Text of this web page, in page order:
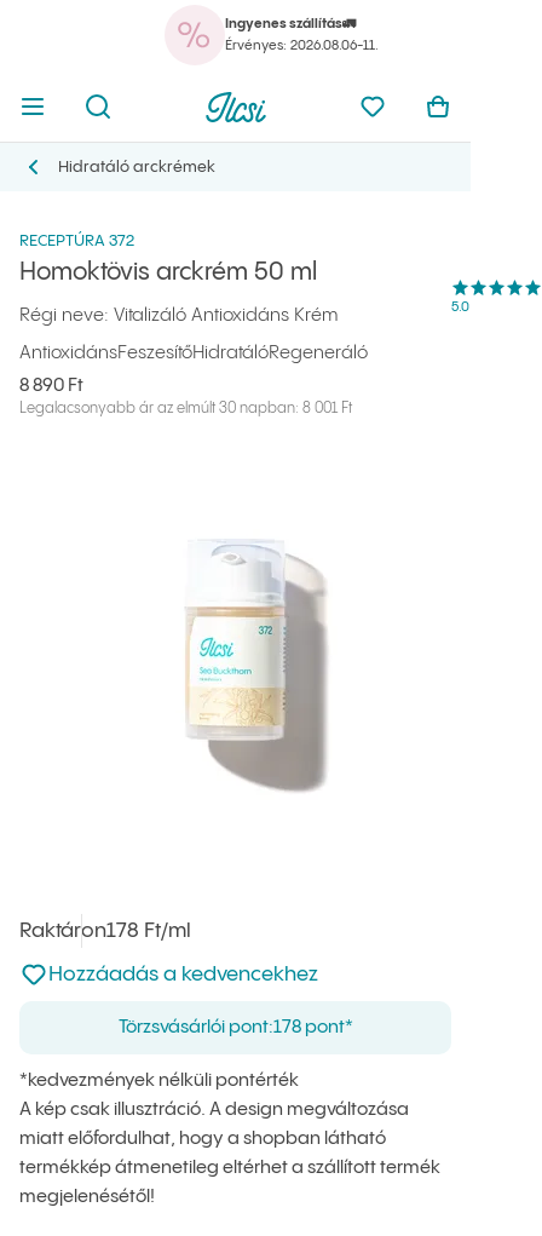
Ingyenes szállítás🚛
Érvényes: 2026.08.06-11.
Ilcsi kezdőlap
Menü megnyitása
Kereső megnyitása
Ilcsi kezdőlap
Menü megnyitása
Kereső megnyitása KedvenceimKosaram
A kosarad
Termékek
Arckrémek
Hidratáló arckrémek
Homoktövis arckrém 50 ml
RECEPTÚRA 372
Homoktövis arckrém 50 ml
Régi neve: Vitalizáló Antioxidáns Krém
AntioxidánsFeszesítőHidratálóRegeneráló
Értékelések
5.0
8 890 Ft
Legalacsonyabb ár az elmúlt 30 napban: 8 001 Ft
RaktáronEgységár
178 Ft/ml
Nincsen hozzáadva a kedvencekhez
Hozzáadás a kedvencekhez
Törzsvásárlói pont:178 pont*
*kedvezmények nélküli pontérték
A kép csak illusztráció. A design megváltozása
miatt előfordulhat, hogy a shopban látható
termékkép átmenetileg eltérhet a szállított termék
megjelenésétől!